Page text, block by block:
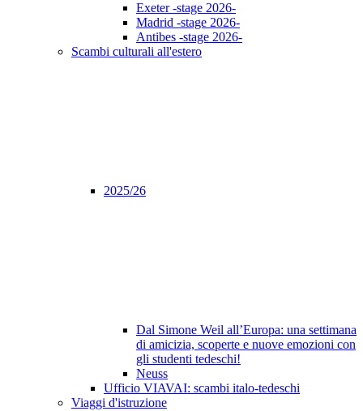
Exeter -stage 2026-
Madrid -stage 2026-
Antibes -stage 2026-
Scambi culturali all'estero
2025/26
Dal Simone Weil all’Europa: una settimana
di amicizia, scoperte e nuove emozioni con
gli studenti tedeschi!
Neuss
Ufficio VIAVAI: scambi italo-tedeschi
Viaggi d'istruzione